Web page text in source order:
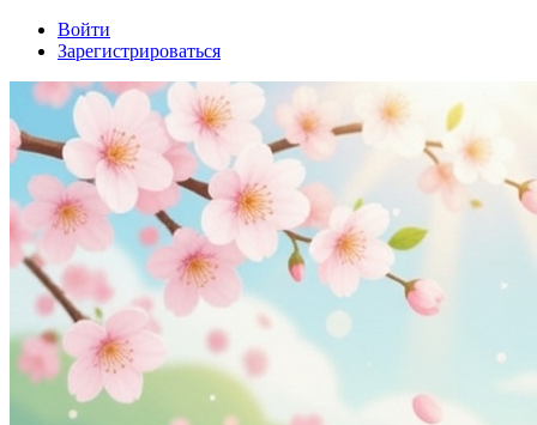
Войти
Зарегистрироваться